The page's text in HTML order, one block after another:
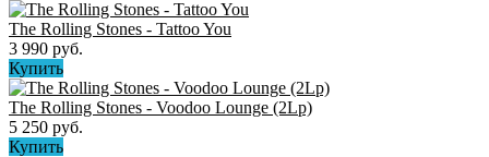
The Rolling Stones - Tattoo You
3 990 руб.
Купить
The Rolling Stones - Voodoo Lounge (2Lp)
5 250 руб.
Купить